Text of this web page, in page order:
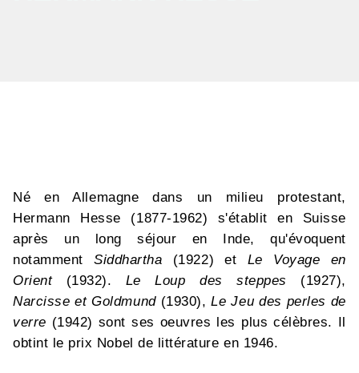
Né en Allemagne dans un milieu protestant,
Hermann Hesse (1877-1962) s'établit en Suisse
après un long séjour en Inde, qu'évoquent
notammentSiddhartha (1922) et Le Voyage en
Orient(1932). Le Loup des steppes (1927),
Narcisse et Goldmund(1930),Le Jeu des perles de
verre (1942) sont ses oeuvres les plus célèbres. Il
obtint le prix Nobel de littérature en 1946.